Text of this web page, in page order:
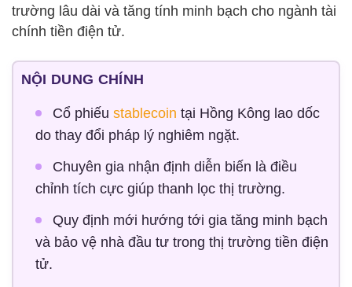
trường lâu dài và tăng tính minh bạch cho ngành tài
chính tiền điện tử.
NỘI DUNG CHÍNH
Cổ phiếu stablecoin tại Hồng Kông lao dốc
do thay đổi pháp lý nghiêm ngặt.
Chuyên gia nhận định diễn biến là điều
chỉnh tích cực giúp thanh lọc thị trường.
Quy định mới hướng tới gia tăng minh bạch
và bảo vệ nhà đầu tư trong thị trường tiền điện
tử.